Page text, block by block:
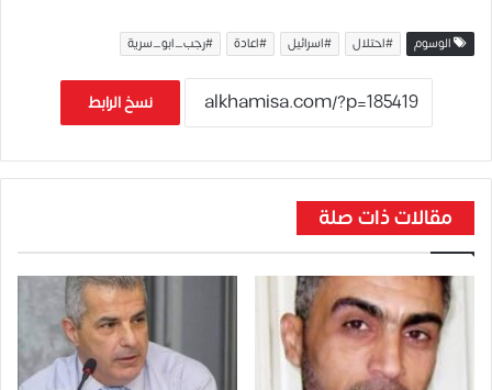
الوسوم #احتلال #اسرائيل #اعادة #رجب_ابو_سرية
نسخ الرابط
مقالات ذات صلة